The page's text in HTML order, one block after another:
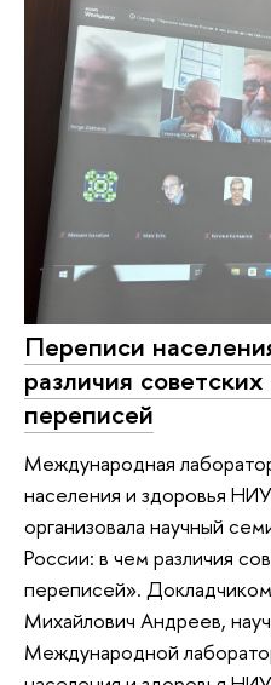
Переписи
различия
переписей
Международная
населения и здоровья
организовала научный
России: в чем различия
переписей».
Михайлович Андреев,
Международной